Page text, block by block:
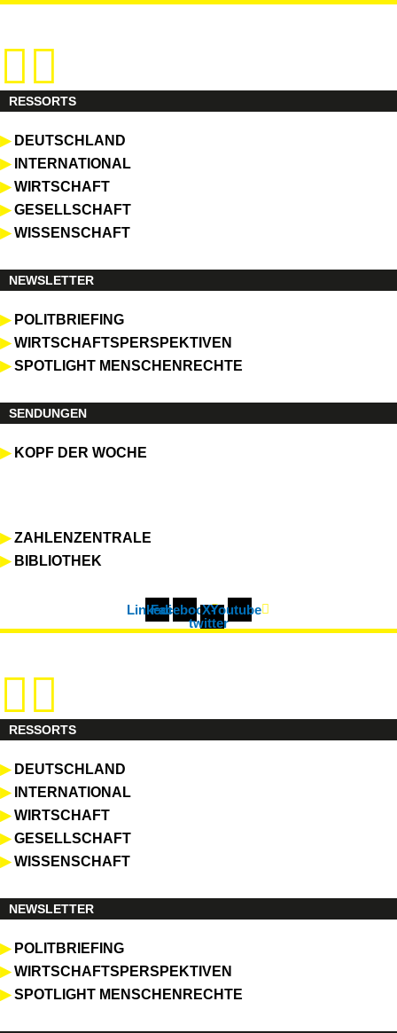
Zum
springen
RESSORTS
▶ DEUTSCHLAND
▶
INTERNATIONAL
▶ WIRTSCHAFT
▶ GESELLSCHAFT
▶ WISSENSCHAFT
NEWSLETTER
▶ POLITBRIEFING
▶ WIRTSCHAFTSPERSPEKTIVEN
▶ SPOTLIGHT MENSCHENRECHTE
SENDUNGEN
▶ KOPF DER WOCHE
▶ ZAHLENZENTRALE
▶ BIBLIOTHEK
Linkedin
Facebook
X-
twitter
Youtube
RESSORTS
▶ DEUTSCHLAND
▶
INTERNATIONAL
▶ WIRTSCHAFT
▶ GESELLSCHAFT
▶ WISSENSCHAFT
NEWSLETTER
▶ POLITBRIEFING
▶ WIRTSCHAFTSPERSPEKTIVEN
▶ SPOTLIGHT MENSCHENRECHTE